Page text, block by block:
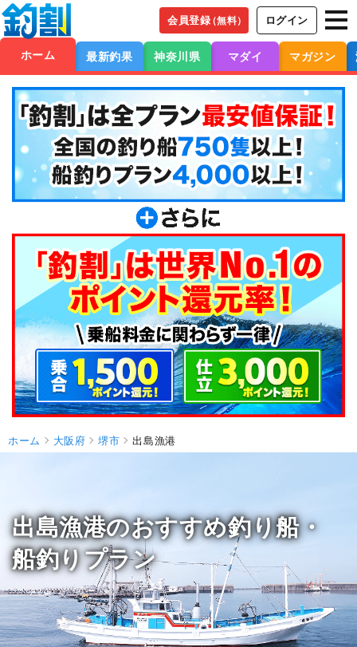
会員登録（無料） ログイン
ホーム 最新釣果 神奈川県 マダイ マガジン
ホーム 大阪府 堺市 出島漁港
出島漁港のおすすめ釣り船・
船釣りプラン